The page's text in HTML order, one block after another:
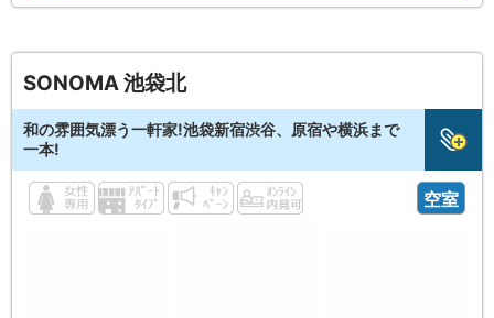
SONOMA 池袋北
和の雰囲気漂う一軒家!池袋新宿渋谷、原宿や横浜まで
一本!
空室